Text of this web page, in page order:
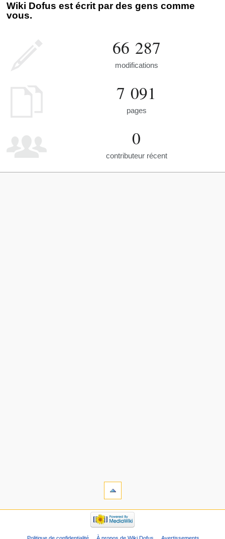
Wiki Dofus est écrit par des gens comme
vous.
66 287
modifications
7 091
pages
0
contributeur récent